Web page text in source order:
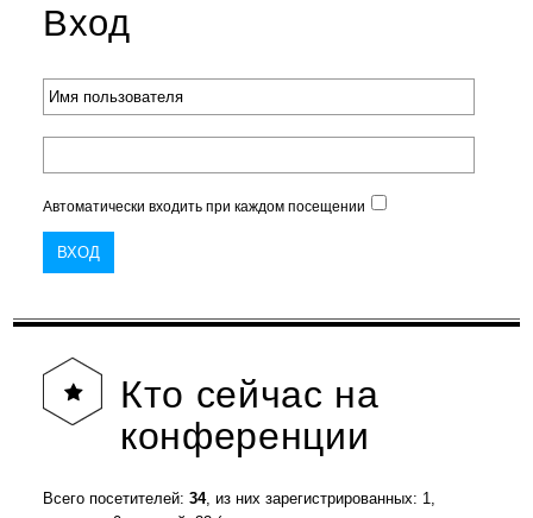
Вход
Автоматически входить при каждом посещении
Кто сейчас на
конференции
Всего посетителей:34, из них зарегистрированных: 1,